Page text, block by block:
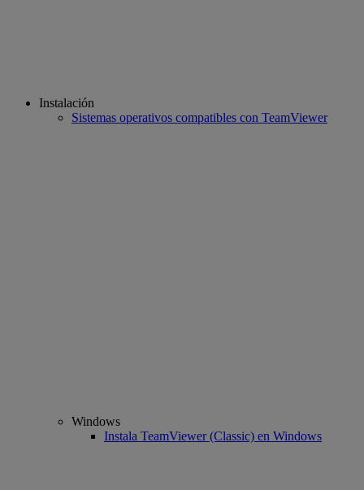
Instalación
Sistemas operativos compatibles con TeamViewer
Windows
Instala TeamViewer (Classic) en Windows